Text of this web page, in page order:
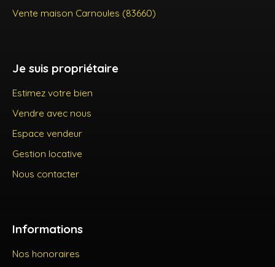
Vente maison Carnoules (83660)
Je suis propriétaire
Estimez votre bien
Vendre avec nous
Espace vendeur
Gestion locative
Nous contacter
Informations
Nos honoraires